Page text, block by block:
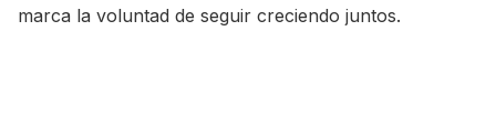
marca la voluntad de seguir creciendo juntos.